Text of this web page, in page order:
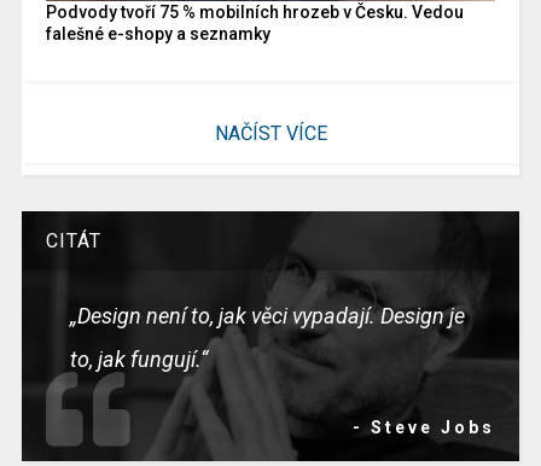
Podvody tvoří 75 % mobilních hrozeb v Česku. Vedou
falešné e-shopy a seznamky
NAČÍST VÍCE
CITÁT
„Design není to, jak věci vypadají. Design je
to, jak fungují.“
- Steve Jobs